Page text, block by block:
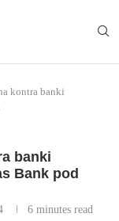
kontra banki
banki
Bank pod
6 minutes read